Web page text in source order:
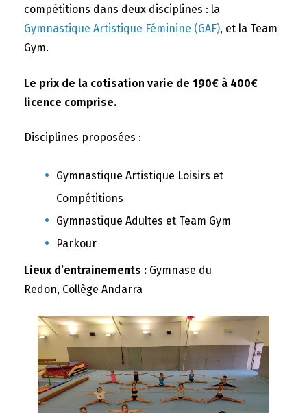
compétitions dans deux disciplines : la
Gymnastique Artistique Féminine (GAF), et la Team
Gym.
Le prix de la cotisation varie de 190€ à 400€
licence comprise.
Disciplines proposées :
Gymnastique Artistique Loisirs et
Compétitions
Gymnastique Adultes et Team Gym
Parkour
Lieux d’entrainements : Gymnase du
Redon, Collège Andarra